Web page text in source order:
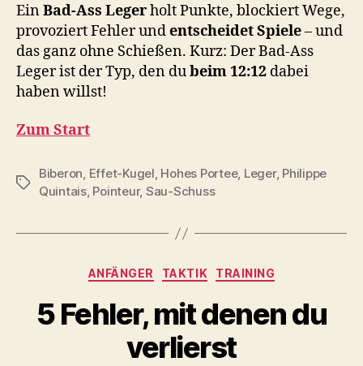
EinBad-Ass Legerholt Punkte, blockiert Wege,
provoziert Fehler undentscheidet Spiele– und
das ganz ohne Schießen. Kurz: Der Bad-Ass
Leger ist der Typ, den dubeim 12:12 dabei
haben willst!
Zum Start
Schlagwörter
Biberon, Effet-Kugel, Hohes Portee, Leger, Philippe
Quintais, Pointeur, Sau-Schuss
Kategorien
ANFÄNGER TAKTIK TRAINING
5 Fehler, mit denen du
verlierst